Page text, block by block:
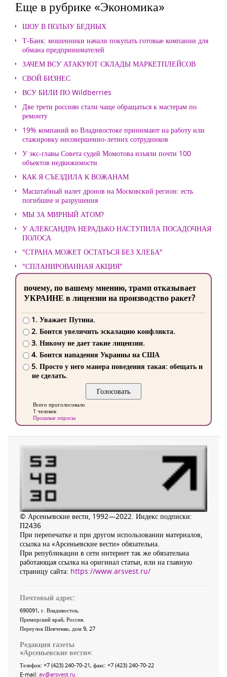
Еще в рубрике «Экономика»
ШОУ В ПОЛЬЗУ БЕДНЫХ
Т-Банк: мошенники начали покупать готовые компании для
обмана предпринимателей
ЗАЧЕМ ВСУ АТАКУЮТ СКЛАДЫ МАРКЕТПЛЕЙСОВ
СВОЙ БИЗНЕС
ВСУ БИЛИ ПО Wildberries
Две трети россиян стали чаще обращаться к мастерам по
ремонту
19% компаний во Владивостоке принимают на работу или
стажировку несовершенно-летних сотрудников
У экс-главы Совета судей Момотова изъяли почти 100
объектов недвижимости
КАК Я СЪЕЗДИЛА К ВОЖАНАМ
Масштабный налет дронов на Московский регион: есть
погибшие и разрушения
МЫ ЗА МИРНЫЙ АТОМ?
У АЛЕКСАНДРА НЕРАДЬКО НАСТУПИЛА ПОСАДОЧНАЯ
ПОЛОСА
"СТРАНА МОЖЕТ ОСТАТЬСЯ БЕЗ ХЛЕБА"
"СПЛАНИРОВАННАЯ АКЦИЯ"
почему, по вашему мнению, трамп отказывает
УКРАИНЕ в лицензии на производство ракет?
1. Уважает Путина.
2. Боится увеличить эскалацию конфликта.
3. Никому не дает такие лицензии.
4. Боится нападения Украины на США
5. Просто у него манера поведения такая: обещать и
не сделать.
Всего проголосовало
1 человек
Прошлые опросы
© Арсеньевские вести, 1992—2022. Индекс подписки:
П2436
При перепечатке и при другом использовании материалов,
ссылка на «Арсеньевские вести» обязательна.
При републикации в сети интернет так же обязательна
работающая ссылка на оригинал статьи, или на главную
страницу сайта: https://www.arsvest.ru/
Почтовый адрес:
690091, г. Владивосток,
Приморский край, Россия
Переулок Шевченко, дом 9, 27
Редакция газеты
«Арсеньевские вести»:
Телефон: +7 (423) 240-70-21, факс: +7 (423) 240-70-22
E-mail: av@arsvest.ru